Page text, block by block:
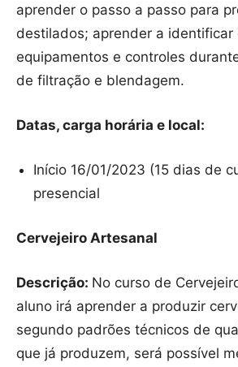
aprender o passo a passo para
destilados; aprender a identificar
equipamentos e controles
de filtração e blendagem.
Datas, carga horária e local:
Início 16/01/2023 (15 dias de
presencial
Cervejeiro Artesanal
Descrição: No curso de
aluno irá aprender a produzir
segundo padrões técnicos de
que já produzem, será possível